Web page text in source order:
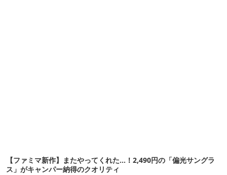
【ファミマ新作】またやってくれた…！2,490円の「偏光サングラ
ス」がキャンパー納得のクオリティ